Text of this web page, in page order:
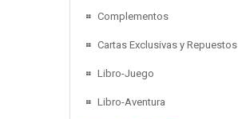
Complementos
Cartas Exclusivas y Repuestos
Libro-Juego
Libro-Aventura